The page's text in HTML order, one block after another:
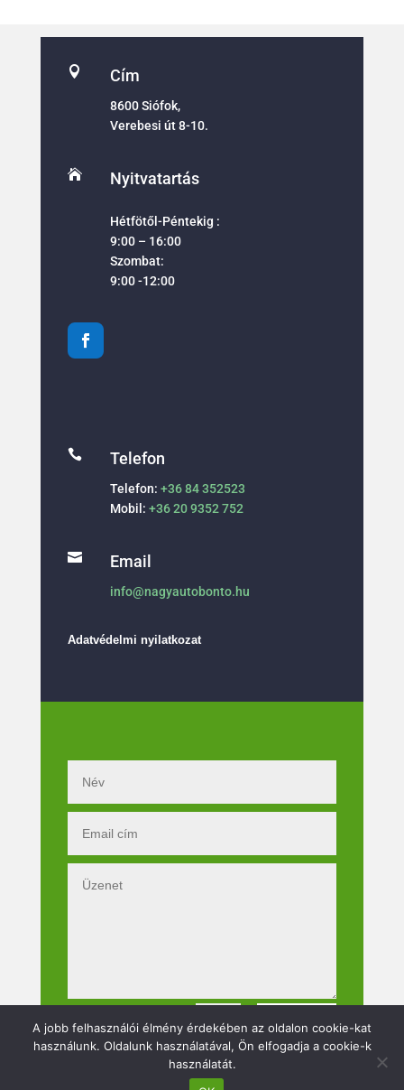
 Cím
8600 Siófok,
Verebesi út 8-10.
 Nyitvatartás
Hétfötől-Péntekig :
9:00 – 16:00
Szombat:
9:00 -12:00
 Telefon
Telefon: +36 84 352523
Mobil: +36 20 9352 752
 Email
info@nagyautobonto.hu
Adatvédelmi nyilatkozat
6 + 2= Küldés
A jobb felhasználói élmény érdekében az oldalon cookie-kat
használunk. Oldalunk használatával, Ön elfogadja a cookie-k
használatát.